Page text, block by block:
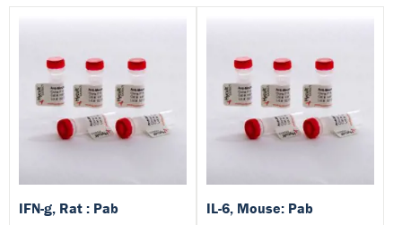
IFN-g, Rat : Pab IL-6, Mouse: Pab